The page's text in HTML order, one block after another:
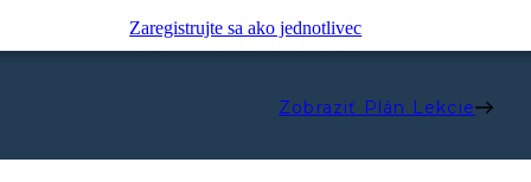
Zaregistrujte sa ako jednotlivec
Zobraziť Plán Lekcie